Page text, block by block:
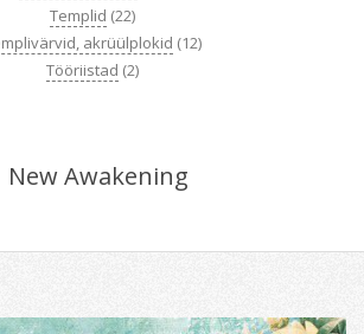
Templid (22)
akrüülplokid (12)
Tööriistad (2)
New Awakening